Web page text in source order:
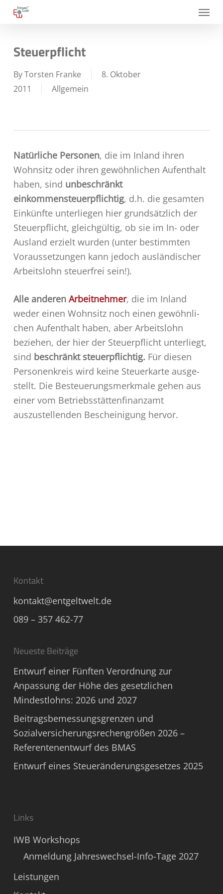
Skip
content
Menu
Steuerpflicht
ByTorsten Franke
8. Oktober
2011
Allgemein
Natürliche Personen, die im Inland ihren
Wohnsitz oder ihren gewöhnlichen Aufenthalt
haben, sind unbeschränkt
einkommensteuerpflichtig, d.h. die gesamten
Einkünfte un­terliegen hier grund­sätzlich der
Steuerpflicht, gleichgültig, ob sie im In- oder
Ausland erzielt wurden (unter bestimmten
Voraussetzungen kann jedoch ausländischer
Ar­beitslohn steuerfrei sein!).
Alle anderen Arbeitnehmer, die im Inland
weder einen Wohnsitz noch einen gewöhnli­
chen Aufent­halt haben, aber Arbeitslohn
beziehen, der hier der Steuerpflicht unter­liegt,
sind beschränkt steuerpflichtig. Für diesen
Personenkreis wird keine Steuerkarte ausge­
stellt. Die Be­steuerungsmerkmale gehen aus
einer vom Betriebsstättenfinanzamt
auszustellenden Bescheinigung hervor.
Kontakt
kontakt@entgeltwelt.de
089 – 357 462-77
Neueste Beiträge
Entwurf einer Fünften Verordnung zur
Anpassung der Höhe des gesetzlichen
Mindestlohns: 2026 und 2027
Beitragsbemessungsgrenzen und
Sozialversicherungsrechengrößen 2026 –
Referentenentwurf des BMAS
Entwurf eines Steueränderungsgesetzes 2025
Links
IWB Workshops
Anmeldung Jahreswechsel-Info-Tage 2027
Leistungen